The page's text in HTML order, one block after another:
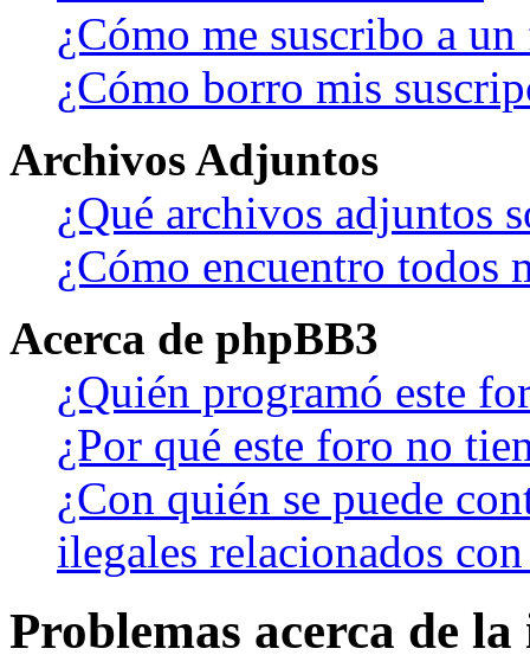
¿Cómo me suscribo a
¿Cómo borro mis
Archivos Adjuntos
¿Qué archivos adjuntos
¿Cómo encuentro todos
Acerca de phpBB3
¿Quién programó este
¿Por qué este foro no
¿Con quién se puede
ilegales relacionados
Problemas acerca de